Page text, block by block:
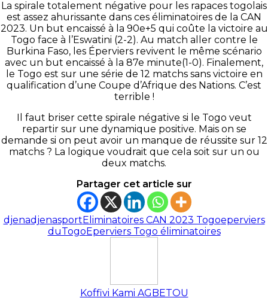
La spirale totalement négative pour les rapaces togolais
est assez ahurissante dans ces éliminatoires de la CAN
2023. Un but encaissé à la 90e+5 qui coûte la victoire au
Togo face à l’Eswatini (2-2). Au match aller contre le
Burkina Faso, les Éperviers revivent le même scénario
avec un but encaissé à la 87e minute(1-0). Finalement,
le Togo est sur une série de 12 matchs sans victoire en
qualification d’une Coupe d’Afrique des Nations. C’est
terrible !
Il faut briser cette spirale négative si le Togo veut
repartir sur une dynamique positive. Mais on se
demande si on peut avoir un manque de réussite sur 12
matchs ? La logique voudrait que cela soit sur un ou
deux matchs.
Partager cet article sur
djenadjenasportEliminatoires CAN 2023 Togoeperviers
duTogoEperviers Togo éliminatoires
Koffivi Kami AGBETOU